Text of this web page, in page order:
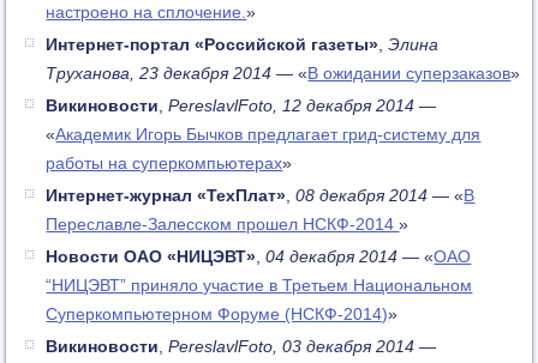
настроено на сплочение.»
Интернет-портал «Российской газеты» ,Элина
Труханова, 23 декабря 2014 — «В ожидании суперзаказов»
Викиновости ,PereslavlFoto, 12 декабря 2014 —
«Академик Игорь Бычков предлагает грид-систему для
работы на суперкомпьютерах»
Интернет-журнал «ТехПлат» ,08 декабря 2014 — «В
Переславле-Залесском прошел НСКФ-2014»
Новости ОАО «НИЦЭВТ» ,04 декабря 2014 — «ОАО
“НИЦЭВТ” приняло участие в Третьем Национальном
Суперкомпьютерном Форуме (НСКФ-2014)»
Викиновости ,PereslavlFoto, 03 декабря 2014 —